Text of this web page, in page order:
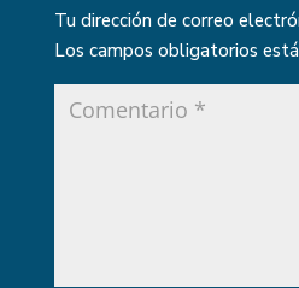
Tu dirección de correo
Los campos obligatorios